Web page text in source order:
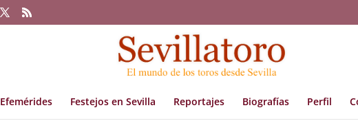
Efemérides Festejos en Sevilla Reportajes Biografías Perfil